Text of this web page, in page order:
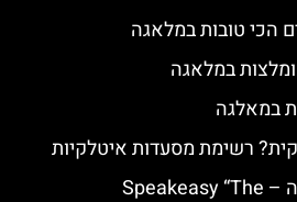
הכי טובות במלאגה
במלאגה
במאלגה
רשימת מסעדות איטלקיות
בר קוקטיילים במלאגה – Speakeasy “The